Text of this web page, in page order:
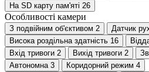
На SD карту пам'яті 26
Особливості камери
З подвійним об'єктивом 2 Датчик
Висока роздільна здатність 16
Вхід тривоги 2 Вихід тривоги 2
Автономна 3 Коридорний режим 4